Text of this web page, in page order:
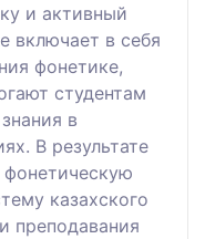
и активный
включает в себя
фонетике,
студентам
в
В результате
казахского
преподавания